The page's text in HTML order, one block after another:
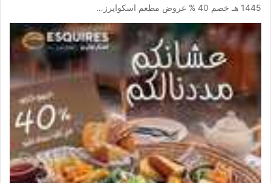
1445 هـ خصم 40 % عروض مطعم اسكوايرز…